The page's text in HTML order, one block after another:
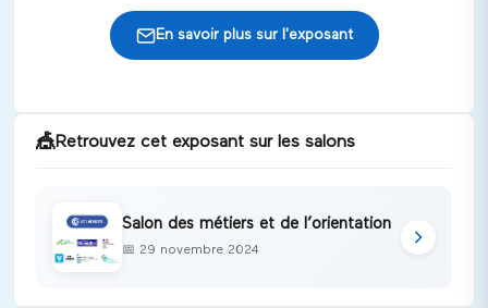
En savoir plus sur l'exposant
🎪Retrouvez cet exposant sur les salons
Salon des métiers et de l’orientation
📅 29 novembre 2024